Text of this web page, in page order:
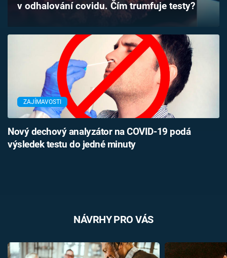
Sledujte prima+
Přihlášení
Sledujte nás
v odhalování covidu. Čím trumfuje testy?
ZAJÍMAVOSTI
Nový dechový analyzátor na COVID-19 podá
výsledek testu do jedné minuty
NÁVRHY PRO VÁS